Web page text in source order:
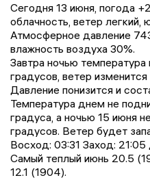
Сегодня 13 июня, погода
облачность, ветер легкий,
Атмосферное давление
влажность воздуха 30%.
Завтра ночью
градусов, ветер
Давление понизится и
Температура днем не
градусa, a ночью 15 июня
градусов. Ветер будет
Восход: 03:31 Заход:
Самый теплый июнь 20.5
12.1 (1904).